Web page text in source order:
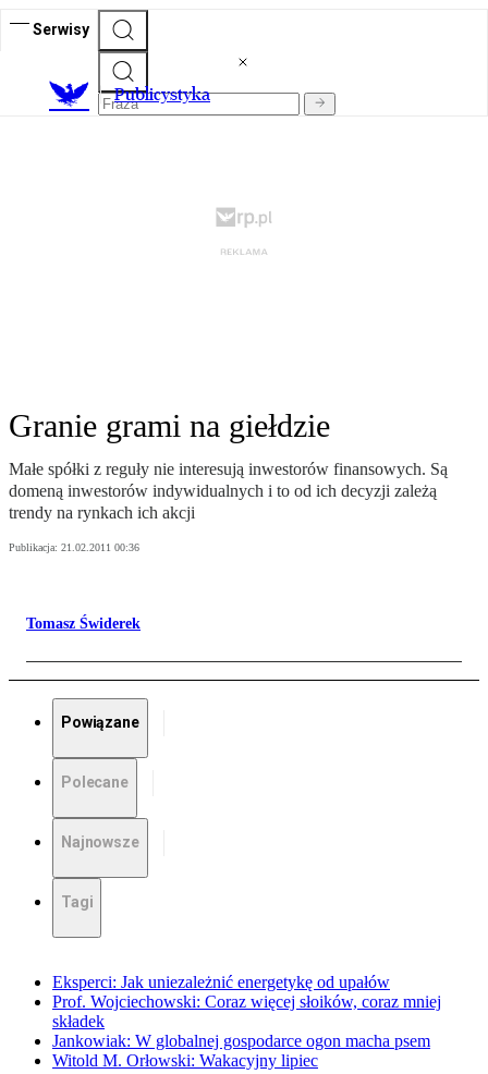
Serwisy
Publicystyka
Granie grami na giełdzie
Małe spółki z reguły nie interesują inwestorów finansowych. Są
domeną inwestorów indywidualnych i to od ich decyzji zależą
trendy na rynkach ich akcji
Publikacja: 21.02.2011 00:36
Tomasz Świderek
Powiązane
Polecane
Najnowsze
Tagi
Eksperci: Jak uniezależnić energetykę od upałów
Prof. Wojciechowski: Coraz więcej słoików, coraz mniej
składek
Jankowiak: W globalnej gospodarce ogon macha psem
Witold M. Orłowski: Wakacyjny lipiec